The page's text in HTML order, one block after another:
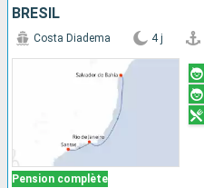
BRÉSIL
Pension complète
Costa Diadema 4 j